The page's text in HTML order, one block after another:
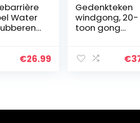
Water
€26.99
Gedenkteken
windgong, 20-
toon gong
geschenken€